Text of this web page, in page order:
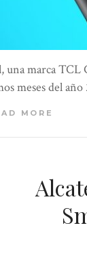
una marca TCL
meses del
MORE